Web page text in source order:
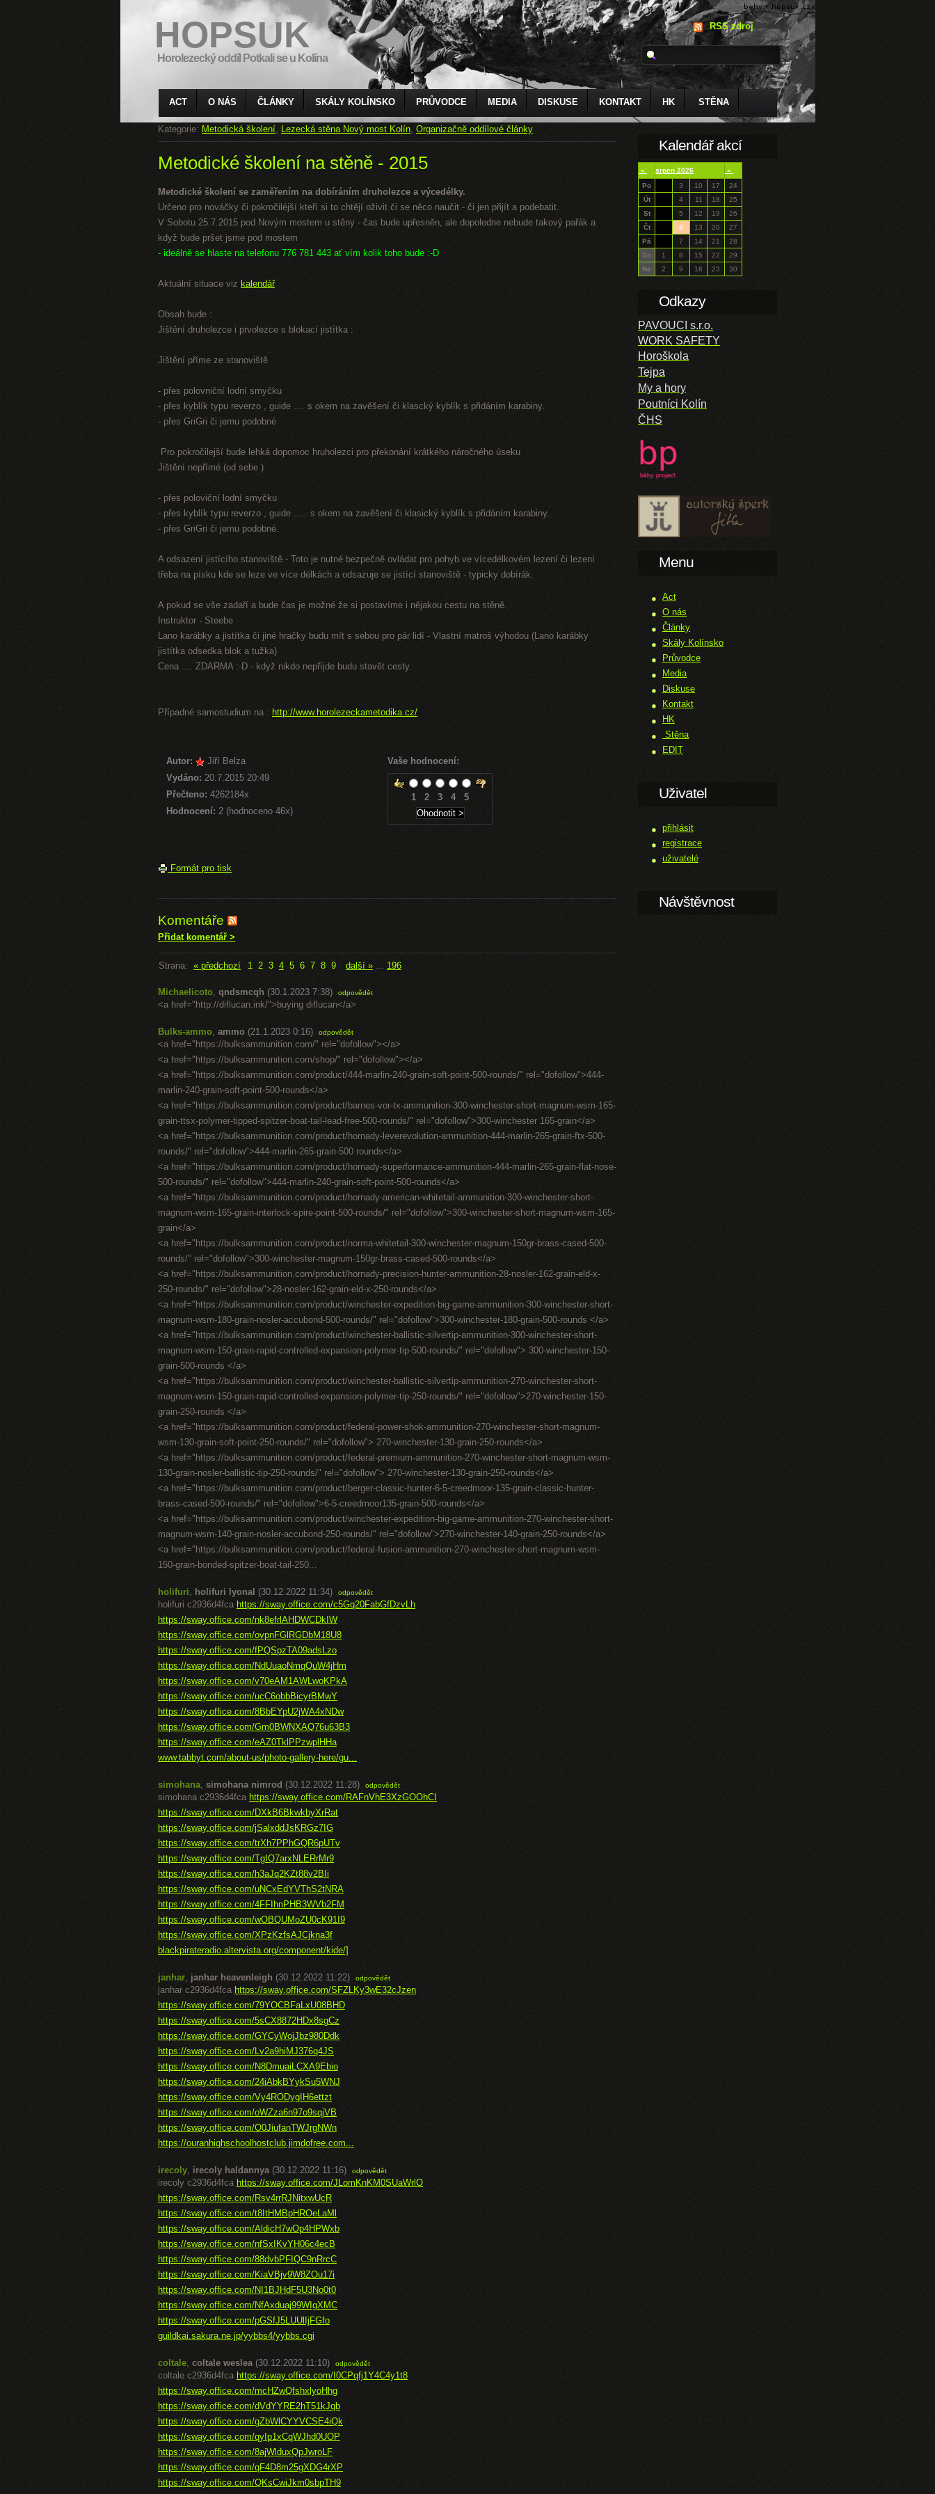
HOPSUK
Horolezecký oddíl Potkali se u Kolína
RSS zdroj
ACT O NÁS ČLÁNKY SKÁLY KOLÍNSKO PRŮVODCE MEDIA DISKUSE KONTAKT HK STĚNA
Kategorie: Metodická školení, Lezecká stěna Nový most Kolín,Organizačně oddílové články
Metodické školení na stěně - 2015
Metodické školení se zaměřením na dobíráním druholezce a výcedélky.
Určeno pro nováčky či pokročiléjší kteří si to chtějí oživit či se něco naučit - či jen přijít a podebatit.
V Sobotu 25.7.2015 pod Novým mostem u stěny - čas bude upřesněn, ale dopoledne nebude takový pařák a
když bude pršet jsme pod mostem
- ideálně se hlaste na telefonu 776 781 443 ať vím kolik toho bude :-D
Aktuální situace viz kalendář
Obsah bude :
Jištění druholezce i prvolezce s blokací jistítka :
Jištění příme ze stanoviště
- přes polovniční lodní smyčku
- přes kyblík typu reverzo , guide .... s okem na zavěšení či klascký kyblík s přidáním karabiny.
- přes GriGri či jemu podobné
Pro pokročilejší bude lehká dopomoc hruholezci pro překonání krátkého náročného úseku
Jištění nepřímé (od sebe )
- přes poloviční lodní smyčku
- přes kyblík typu reverzo , guide ..... s okem na zavěšení či klasický kyblík s přidáním karabiny.
- přes GriGri či jemu podobné.
A odsazení jistícího stanoviště - Toto je nutné bezpečně ovládat pro pohyb ve vícedélkovém lezení či lezení
třeba na písku kde se leze ve více délkách a odsazuje se jistící stanoviště - typicky dobírák.
A pokud se vše zadaří a bude čas je možné že si postavíme i nějakou cestu na stěně.
Instruktor - Steebe
Lano karábky a jistítka či jiné hračky budu mít s sebou pro pár lidí - Vlastní matroš výhodou (Lano karábky
jistítka odsedka blok a tužka)
Cena .... ZDARMA :-D - když nikdo nepříjde budu stavět cesty.
Případné samostudium na : http://www.horolezeckametodika.cz/
Autor:
Jiří Belza
Vydáno: 20.7.2015 20:49
Přečteno: 4262184x
Hodnocení: 2 (hodnoceno 46x)
Vaše hodnocení:
1 2 3 4 5
Formát pro tisk
Komentáře
Přidat komentář >
Strana: « předchozí 1 2 3 4 5 6 7 8 9 další » ... 196
Michaelicoto, qndsmcqh (30.1.2023 7:38) odpovědět
<a href="http://diflucan.ink/">buying diflucan</a>
Bulks-ammo, ammo (21.1.2023 0:16) odpovědět
<a href="https://bulksammunition.com/" rel="dofollow"></a>
<a href="https://bulksammunition.com/shop/" rel="dofollow"></a>
<a href="https://bulksammunition.com/product/444-marlin-240-grain-soft-point-500-rounds/" rel="dofollow">444-
marlin-240-grain-soft-point-500-rounds</a>
<a href="https://bulksammunition.com/product/barnes-vor-tx-ammunition-300-winchester-short-magnum-wsm-165-
grain-ttsx-polymer-tipped-spitzer-boat-tail-lead-free-500-rounds/" rel="dofollow">300-winchester 165-grain</a>
<a href="https://bulksammunition.com/product/hornady-leverevolution-ammunition-444-marlin-265-grain-ftx-500-
rounds/" rel="dofollow">444-marlin-265-grain-500 rounds</a>
<a href="https://bulksammunition.com/product/hornady-superformance-ammunition-444-marlin-265-grain-flat-nose-
500-rounds/" rel="dofollow">444-marlin-240-grain-soft-point-500-rounds</a>
<a href="https://bulksammunition.com/product/hornady-american-whitetail-ammunition-300-winchester-short-
magnum-wsm-165-grain-interlock-spire-point-500-rounds/" rel="dofollow">300-winchester-short-magnum-wsm-165-
grain</a>
<a href="https://bulksammunition.com/product/norma-whitetail-300-winchester-magnum-150gr-brass-cased-500-
rounds/" rel="dofollow">300-winchester-magnum-150gr-brass-cased-500-rounds</a>
<a href="https://bulksammunition.com/product/hornady-precision-hunter-ammunition-28-nosler-162-grain-eld-x-
250-rounds/" rel="dofollow">28-nosler-162-grain-eld-x-250-rounds</a>
<a href="https://bulksammunition.com/product/winchester-expedition-big-game-ammunition-300-winchester-short-
magnum-wsm-180-grain-nosler-accubond-500-rounds/" rel="dofollow">300-winchester-180-grain-500-rounds </a>
<a href="https://bulksammunition.com/product/winchester-ballistic-silvertip-ammunition-300-winchester-short-
magnum-wsm-150-grain-rapid-controlled-expansion-polymer-tip-500-rounds/" rel="dofollow"> 300-winchester-150-
grain-500-rounds </a>
<a href="https://bulksammunition.com/product/winchester-ballistic-silvertip-ammunition-270-winchester-short-
magnum-wsm-150-grain-rapid-controlled-expansion-polymer-tip-250-rounds/" rel="dofollow">270-winchester-150-
grain-250-rounds </a>
<a href="https://bulksammunition.com/product/federal-power-shok-ammunition-270-winchester-short-magnum-
wsm-130-grain-soft-point-250-rounds/" rel="dofollow"> 270-winchester-130-grain-250-rounds</a>
<a href="https://bulksammunition.com/product/federal-premium-ammunition-270-winchester-short-magnum-wsm-
130-grain-nosler-ballistic-tip-250-rounds/" rel="dofollow"> 270-winchester-130-grain-250-rounds</a>
<a href="https://bulksammunition.com/product/berger-classic-hunter-6-5-creedmoor-135-grain-classic-hunter-
brass-cased-500-rounds/" rel="dofollow">6-5-creedmoor135-grain-500-rounds</a>
<a href="https://bulksammunition.com/product/winchester-expedition-big-game-ammunition-270-winchester-short-
magnum-wsm-140-grain-nosler-accubond-250-rounds/" rel="dofollow">270-winchester-140-grain-250-rounds</a>
<a href="https://bulksammunition.com/product/federal-fusion-ammunition-270-winchester-short-magnum-wsm-
150-grain-bonded-spitzer-boat-tail-250...
holifuri, holifuri lyonal (30.12.2022 11:34) odpovědět
holifuri c2936d4fca https://sway.office.com/c5Gq20FabGfDzvLh
https://sway.office.com/nk8efrlAHDWCDkIW
https://sway.office.com/ovpnFGlRGDbM18U8
https://sway.office.com/fPQSpzTA09adsLzo
https://sway.office.com/NdUuaoNmqQuW4jHm
https://sway.office.com/v70eAM1AWLwoKPkA
https://sway.office.com/ucC6obbBicyrBMwY
https://sway.office.com/8BbEYpU2jWA4xNDw
https://sway.office.com/Gm0BWNXAQ76u63B3
https://sway.office.com/eAZ0TklPPzwplHHa
www.tabbyt.com/about-us/photo-gallery-here/gu...
simohana, simohana nimrod (30.12.2022 11:28) odpovědět
simohana c2936d4fca https://sway.office.com/RAFnVhE3XzGOOhCI
https://sway.office.com/DXkB6BkwkbyXrRat
https://sway.office.com/jSalxddJsKRGz7IG
https://sway.office.com/trXh7PPhGQR6pUTv
https://sway.office.com/TgIQ7arxNLERrMr9
https://sway.office.com/h3aJq2KZt88v2BIi
https://sway.office.com/uNCxEdYVThS2tNRA
https://sway.office.com/4FFIhnPHB3WVb2FM
https://sway.office.com/wOBQUMoZU0cK91I9
https://sway.office.com/XPzKzfsAJCjkna3f
blackpirateradio.altervista.org/component/kide/]
janhar, janhar heavenleigh (30.12.2022 11:22) odpovědět
janhar c2936d4fca https://sway.office.com/SFZLKy3wE32cJzen
https://sway.office.com/79YOCBFaLxU08BHD
https://sway.office.com/5sCX8872HDx8sgCz
https://sway.office.com/GYCyWojJbz980Ddk
https://sway.office.com/Lv2a9hiMJ376q4JS
https://sway.office.com/N8DmuaiLCXA9Ebio
https://sway.office.com/24iAbkBYykSu5WNJ
https://sway.office.com/Vy4RODygIH6ettzt
https://sway.office.com/oWZza6n97o9sqjVB
https://sway.office.com/O0JiufanTWJrgNWn
https://ouranhighschoolhostclub.jimdofree.com...
irecoly, irecoly haldannya (30.12.2022 11:16) odpovědět
irecoly c2936d4fca https://sway.office.com/JLomKnKM0SUaWrlO
https://sway.office.com/Rsv4rrRJNitxwUcR
https://sway.office.com/t8ItHMBpHROeLaMl
https://sway.office.com/AldicH7wOp4HPWxb
https://sway.office.com/nfSxIKvYH06c4ecB
https://sway.office.com/88dvbPFIQC9nRrcC
https://sway.office.com/KiaVBjv9W8ZOu17i
https://sway.office.com/NI1BJHdF5U3No0t0
https://sway.office.com/NfAxduaj99WIgXMC
https://sway.office.com/pGSfJ5LUUlIjFGfo
guildkai.sakura.ne.jp/yybbs4/yybbs.cgi
coltale, coltale weslea (30.12.2022 11:10) odpovědět
coltale c2936d4fca https://sway.office.com/I0CPqfj1Y4C4y1t8
https://sway.office.com/mcHZwQfshxlyoHhg
https://sway.office.com/dVdYYRE2hT51kJqb
https://sway.office.com/gZbWlCYYVCSE4iQk
https://sway.office.com/qyIp1xCqWJhd0UOP
https://sway.office.com/8ajWlduxQpJwroLF
https://sway.office.com/qF4D8m25gXDG4rXP
https://sway.office.com/QKsCwiJkm0sbpTH9
Kalendář akcí
« srpen 2026
»
Po
3 10 17
24
Út
4 11 18
25
St
5 12 19
26
Čt
6 13 20
27
Pá
7 14 21
28
So
1 8 15 22
29
Ne
2 9 16 23 30
Odkazy
PAVOUCI s.r.o.
WORK SAFETY
Horoškola
Tejpa
My a hory
Poutníci Kolín
ČHS
Menu
Act
O nás
Články
Skály Kolínsko
Průvodce
Media
Diskuse
Kontakt
HK
Stěna
EDIT
Uživatel
přihlásit
registrace
uživatelé
Návštěvnost